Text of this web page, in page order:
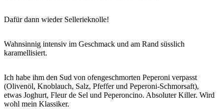
Dafür dann wieder Sellerieknolle!
Wahnsinnig intensiv im Geschmack und am Rand süsslich
karamellisiert.
Ich habe ihm den Sud von ofengeschmorten Peperoni verpasst
(Olivenöl, Knoblauch, Salz, Pfeffer und Peperoni-Schmorsaft),
etwas Joghurt, Fleur de Sel und Peperoncino. Absoluter Killer. Wird
wohl mein Klassiker.